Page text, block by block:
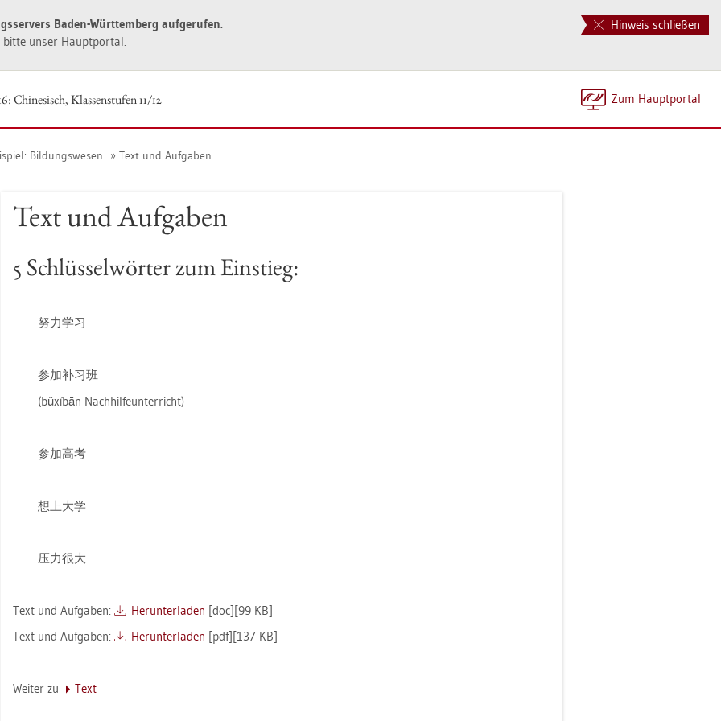
Hinweis schließen
Baden-Würt­tem­berg auf­ge­ru­fen.
bitte unser Haupt­por­tal.
Zum Haupt­por­tal
Chi­ne­sisch, Klas­sen­stu­fen 11/12
Bil­dungs­we­sen Text und Auf­ga­ben
Text und Auf­ga­ben
5 Schlüs­sel­wör­ter zum Ein­stieg:
努力学习
参加补习班
(bǔxíbān Nach­hil­fe­un­ter­richt)
参加高考
想上大学
压力很大
Text und Auf­ga­ben: Her­un­ter­la­den [doc][99 KB]
Text und Auf­ga­ben:
Her­un­ter­la­den [pdf][137 KB]
Wei­ter zu Text